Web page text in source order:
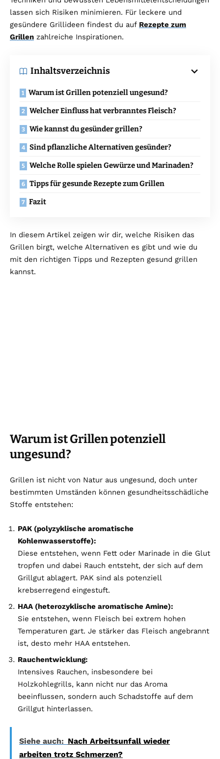
lassen sich Risiken minimieren. Für leckere und
gesündere Grillideen findest du auf Rezepte zum
Grillen zahlreiche Inspirationen.
Inhaltsverzeichnis
Warum ist Grillen potenziell ungesund?
Welcher Einfluss hat verbranntes Fleisch?
Wie kannst du gesünder grillen?
Sind pflanzliche Alternativen gesünder?
Welche Rolle spielen Gewürze und Marinaden?
Tipps für gesunde Rezepte zum Grillen
Fazit
In diesem Artikel zeigen wir dir, welche Risiken das
Grillen birgt, welche Alternativen es gibt und wie du
mit den richtigen Tipps und Rezepten gesund grillen
kannst.
Warum ist Grillen potenziell
ungesund?
Grillen ist nicht von Natur aus ungesund, doch unter
bestimmten Umständen können gesundheitsschädliche
Stoffe entstehen:
PAK (polyzyklische aromatische
Kohlenwasserstoffe):
Diese entstehen, wenn Fett oder Marinade in die Glut
tropfen und dabei Rauch entsteht, der sich auf dem
Grillgut ablagert. PAK sind als potenziell
krebserregend eingestuft.
HAA (heterozyklische aromatische Amine):
Sie entstehen, wenn Fleisch bei extrem hohen
Temperaturen gart. Je stärker das Fleisch angebrannt
ist, desto mehr HAA entstehen.
Rauchentwicklung:
Intensives Rauchen, insbesondere bei
Holzkohlegrills, kann nicht nur das Aroma
beeinflussen, sondern auch Schadstoffe auf dem
Grillgut hinterlassen.
Siehe auch: Nach Arbeitsunfall wieder
arbeiten trotz Schmerzen?